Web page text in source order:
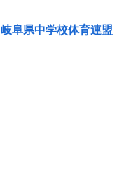
岐阜県中学校体育連盟